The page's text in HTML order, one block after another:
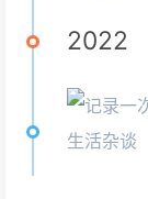
2022